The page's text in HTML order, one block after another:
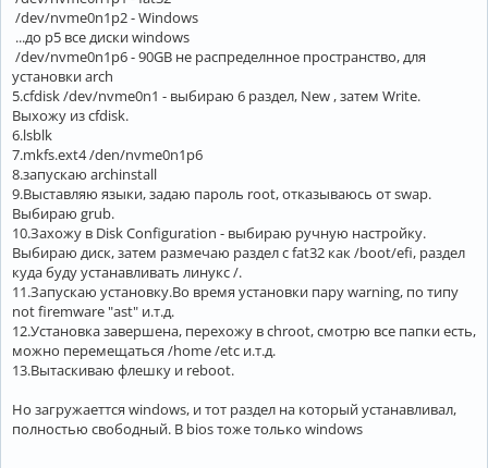
‎ /dev/nvme0n1p2 - Windows
‎ ...до p5 все диски windows
‎ /dev/nvme0n1p6 - 90GB не распределнное пространство, для
установки arch
‎5.cfdisk /dev/nvme0n1 - выбираю 6 раздел, New , затем Write.
Выхожу из cfdisk.
‎6.lsblk
‎7.mkfs.ext4 /den/nvme0n1p6
‎8.запускаю archinstall
‎9.Выставляю языки, задаю пароль root, отказываюсь от swap.
Выбираю grub.
‎10.Захожу в Disk Configuration - выбираю ручную настройку.
Выбираю диск, затем размечаю раздел с fat32 как /boot/efi, раздел
куда буду устанавливать линукс /.
‎11.Запускаю установку.Во время установки пару warning, по типу
not firemware "ast" и.т.д.
‎12.Установка завершена, перехожу в chroot, смотрю все папки есть,
можно перемещаться /home /etc и.т.д.
‎13.Вытаскиваю флешку и reboot.
‎Но загружаеттся windows, и тот раздел на который устанавливал,
полностью свободный. В bios тоже только windows